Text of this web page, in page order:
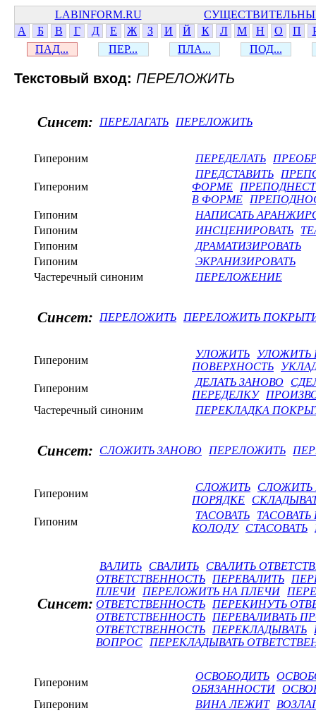
LABINFORM.RU
А
Б В Г Д Е Ж З И Й К Л М Н О П
ПАД...
ПЕР... ПЛА... ПОД...
Текстовый вход: ПЕРЕЛОЖИТЬ
Синсет: ПЕРЕЛАГАТЬ ПЕРЕЛОЖИТЬ
Гипероним ПЕРЕДЕЛАТЬ
Гипероним
ПРЕДСТАВИТЬ
ФОРМЕ
В ФОРМЕ
Гипоним
НАПИСАТЬ
Гипоним
ИНСЦЕНИРОВАТЬ
Гипоним
ДРАМАТИЗИРОВАТЬ
Гипоним
ЭКРАНИЗИРОВАТЬ
Частеречный синоним
ПЕРЕЛОЖЕНИЕ
Синсет: ПЕРЕЛОЖИТЬ ПЕРЕЛОЖИТЬ
Гипероним
УЛОЖИТЬ
УЛОЖИТЬ
ПОВЕРХНОСТЬ
Гипероним
ДЕЛАТЬ ЗАНОВО
ПЕРЕДЕЛКУ
Частеречный синоним
ПЕРЕКЛАДКА
Синсет: СЛОЖИТЬ ЗАНОВО ПЕРЕЛОЖИТЬ
Гипероним
СЛОЖИТЬ
СЛОЖИТЬ
ПОРЯДКЕ
Гипоним
ТАСОВАТЬ
КОЛОДУ
СТАСОВАТЬ
Синсет:
ВАЛИТЬ СВАЛИТЬ
СВАЛИТЬ
ОТВЕТСТВЕННОСТЬ
ПЕРЕВАЛИТЬ
ПЛЕЧИ
ПЕРЕЛОЖИТЬ НА ПЛЕЧИ
ОТВЕТСТВЕННОСТЬ
ПЕРЕКИНУТЬ
ОТВЕТСТВЕННОСТЬ
ПЕРЕВАЛИВАТЬ
ОТВЕТСТВЕННОСТЬ
ПЕРЕКЛАДЫВАТЬ
ВОПРОС
ПЕРЕКЛАДЫВАТЬ
Гипероним
ОСВОБОДИТЬ
ОБЯЗАННОСТИ
Гипероним
ВИНА ЛЕЖИТ